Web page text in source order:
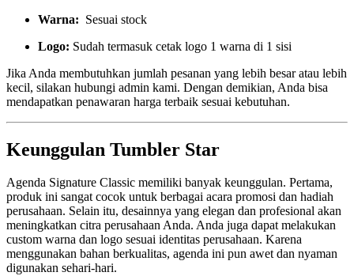
Warna: Sesuai stock
Logo: Sudah termasuk cetak logo 1 warna di 1 sisi
Jika Anda membutuhkan jumlah pesanan yang lebih besar atau lebih
kecil, silakan hubungi admin kami. Dengan demikian, Anda bisa
mendapatkan penawaran harga terbaik sesuai kebutuhan.
Keunggulan Tumbler Star
Agenda Signature Classic memiliki banyak keunggulan. Pertama,
produk ini sangat cocok untuk berbagai acara promosi dan hadiah
perusahaan. Selain itu, desainnya yang elegan dan profesional akan
meningkatkan citra perusahaan Anda. Anda juga dapat melakukan
custom warna dan logo sesuai identitas perusahaan. Karena
menggunakan bahan berkualitas, agenda ini pun awet dan nyaman
digunakan sehari-hari.